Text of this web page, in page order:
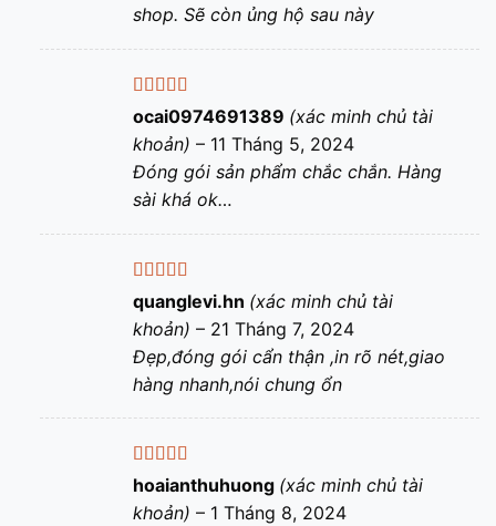
shop. Sẽ còn ủng hộ sau này
Được xếp
hạng5 5 sao
ocai0974691389 (xác minh chủ tài
khoản) – 11 Tháng 5, 2024
Đóng gói sản phẩm chắc chắn. Hàng
sài khá ok…
Được xếp
hạng55 sao
quanglevi.hn (xác minh chủ tài
khoản) – 21 Tháng 7, 2024
Đẹp,đóng gói cẩn thận ,in rõ nét,giao
hàng nhanh,nói chung ổn
Được xếp
hạng55 sao
hoaianthuhuong (xác minh chủ tài
khoản) – 1 Tháng 8, 2024